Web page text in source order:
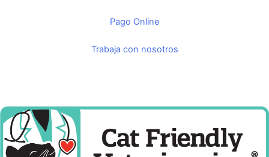
Pago Online
Trabaja con nosotros